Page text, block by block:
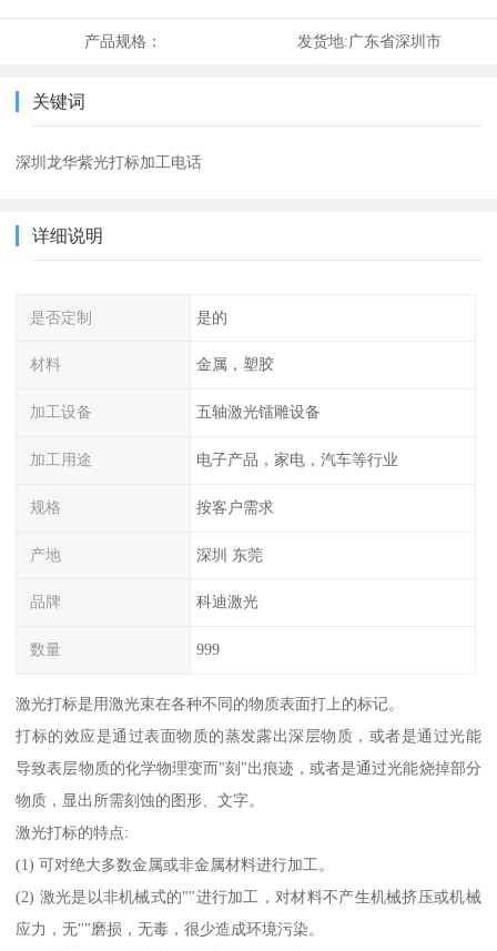
产品规格： 发货地:广东省深圳市
关键词
深圳龙华紫光打标加工电话
详细说明
是否定制 是的
材料 金属，塑胶
加工设备 五轴激光镭雕设备
加工用途 电子产品，家电，汽车等行业
规格 按客户需求
产地 深圳 东莞
品牌 科迪激光
数量 999
激光打标是用激光束在各种不同的物质表面打上的标记。
打标的效应是通过表面物质的蒸发露出深层物质，或者是通过光能
导致表层物质的化学物理变而"刻"出痕迹，或者是通过光能烧掉部分
物质，显出所需刻蚀的图形、文字。
激光打标的特点:
(1) 可对绝大多数金属或非金属材料进行加工。
(2) 激光是以非机械式的""进行加工，对材料不产生机械挤压或机械
应力，无""磨损，无毒，很少造成环境污染。